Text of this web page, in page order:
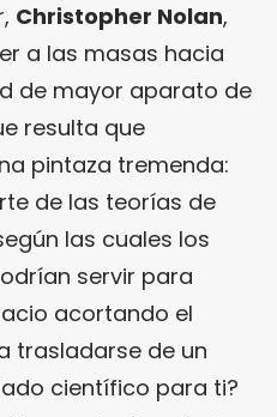
Christopher Nolan,
a las masas hacia
de mayor aparato de
resulta que
pintaza tremenda:
de las teorías de
las cuales los
servir para
acortando el
trasladarse de un
científico para ti?